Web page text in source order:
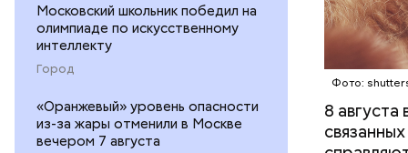
Московский школьник победил на
олимпиаде по искусственному
интеллекту
Город
«Оранжевый» уровень опасности
из-за жары отменили в Москве
вечером 7 августа
Фото:
8